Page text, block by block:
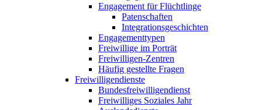
Engagement für Flüchtlinge
Patenschaften
Integrationsgeschichten
Engagementtypen
Freiwillige im Porträt
Freiwilligen-Zentren
Häufig gestellte Fragen
Freiwilligendienste
Bundesfreiwilligendienst
Freiwilliges Soziales Jahr